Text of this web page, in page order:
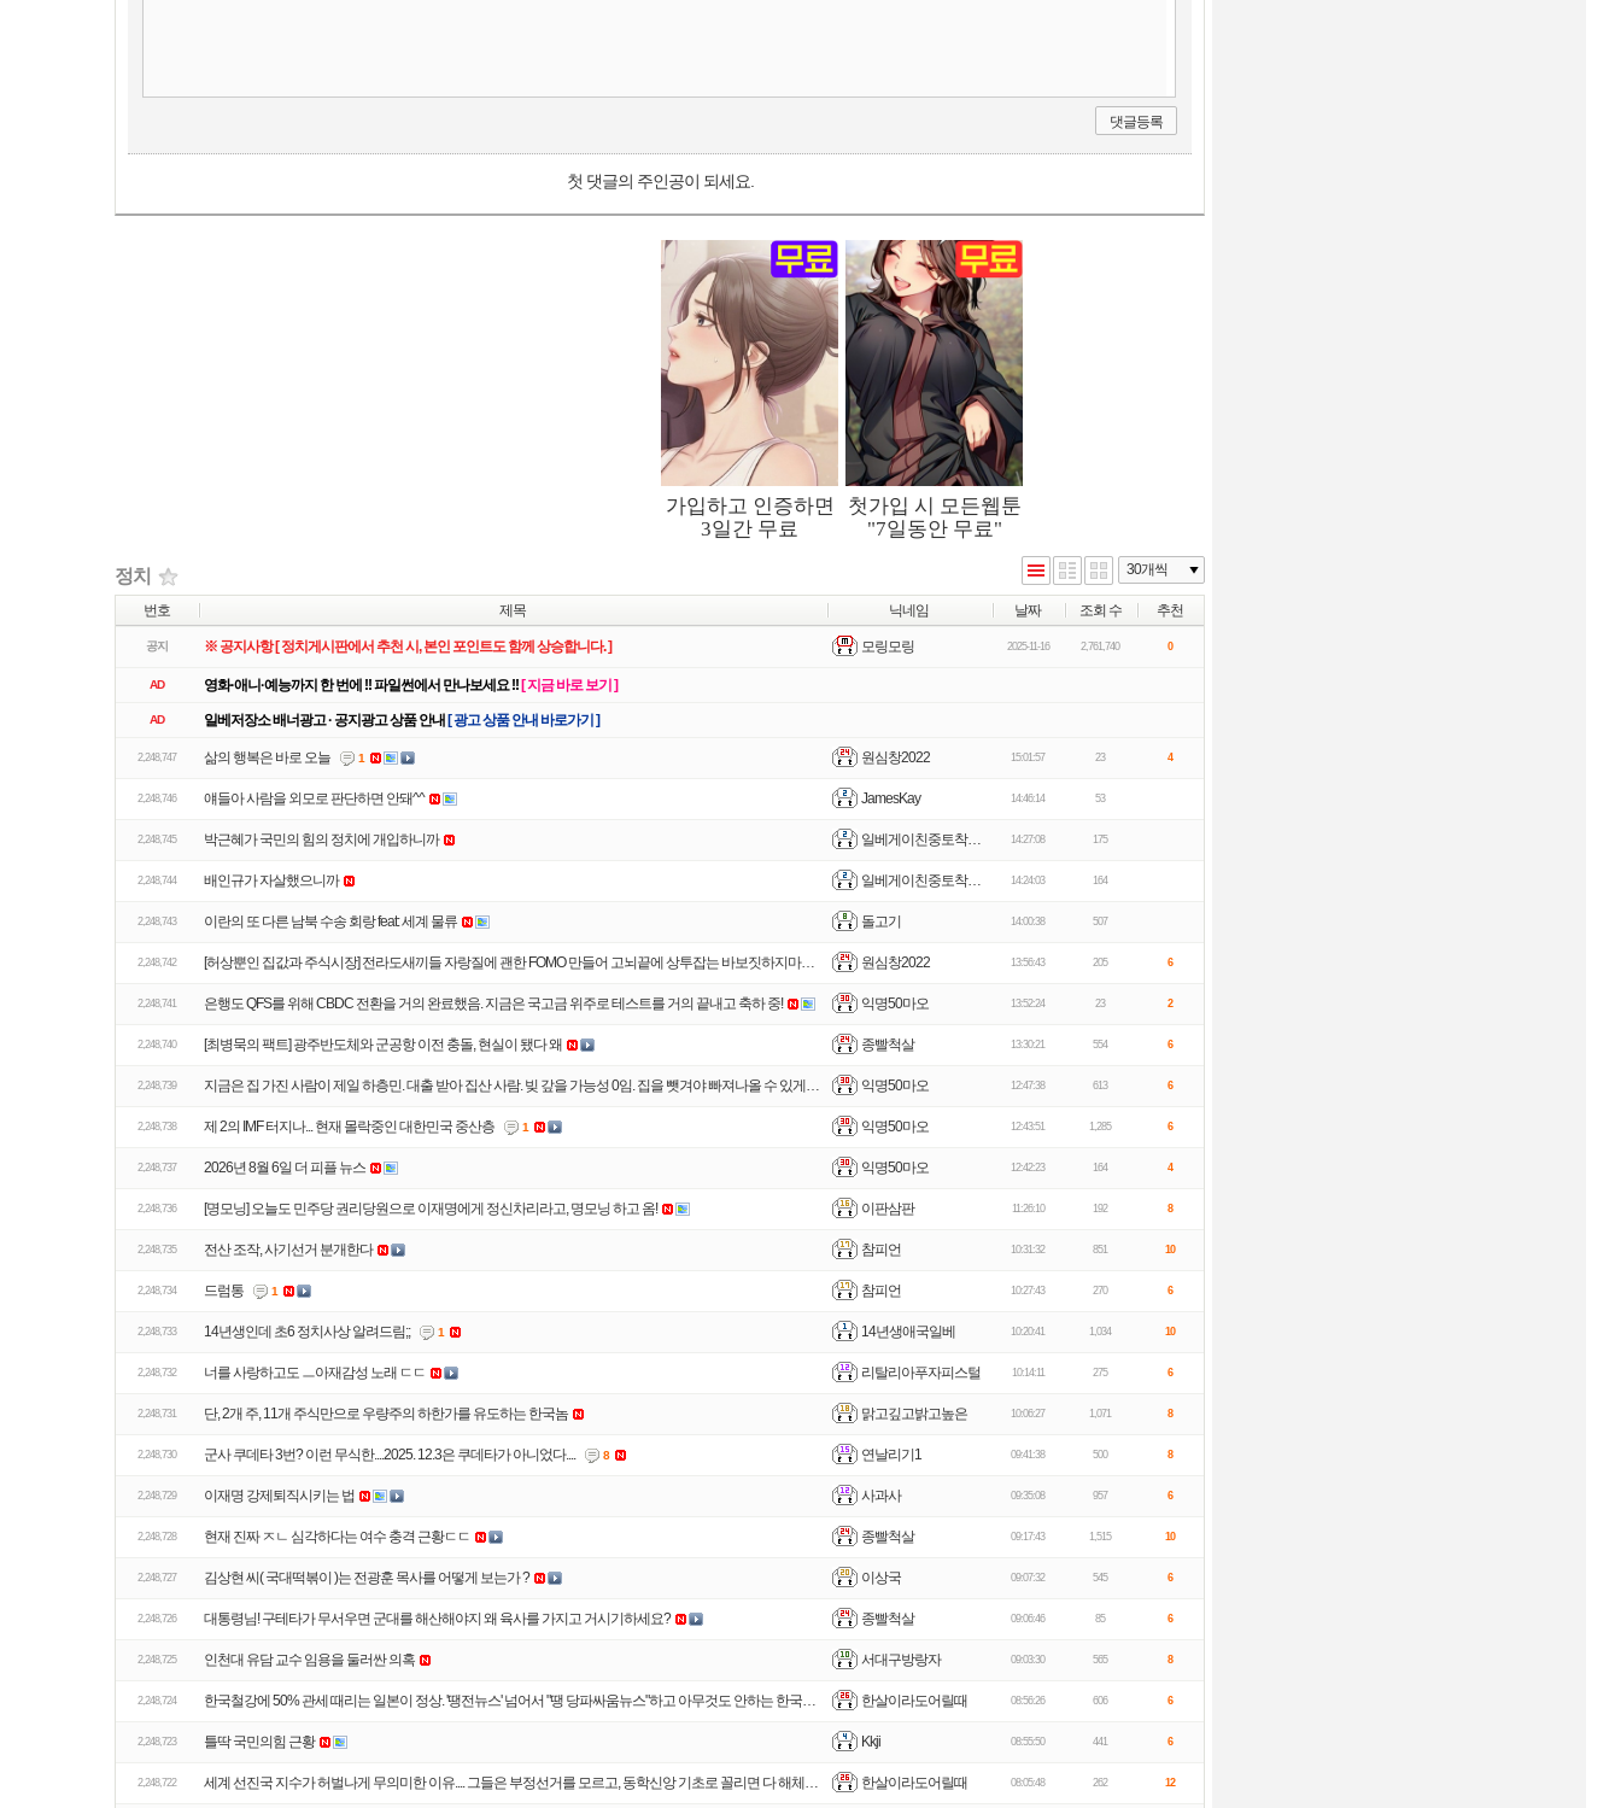
댓글등록
첫 댓글의 주인공이 되세요.
정치
번호 제목 닉네임 날짜 조회 수 추천
공지 ※ 공지사항 [ 정치게시판에서 추천 시, 본인 포인트도 함께 상승합니다. ] 모링모링 2025-11-16 2,761,740 0
AD 영화·애니·예능까지 한 번에 !! 파일썬에서 만나보세요 !! [ 지금 바로 보기 ]
AD 일베저장소 배너광고 · 공지광고 상품 안내 [ 광고 상품 안내 바로가기 ]
2,248,747 삶의 행복은 바로 오늘 1 원심창2022 15:01:57 23 4
2,248,746 얘들아 사람을 외모로 판단하면 안돼^^ JamesKay 14:46:14 53
2,248,745 박근혜가 국민의 힘의 정치에 개입하니까 일베게이친중토착지나 14:27:08 175
2,248,744 배인규가 자살했으니까 일베게이친중토착지나 14:24:03 164
2,248,743 이란의 또 다른 남북 수송 회랑 feat: 세계 물류 돌고기 14:00:38 507
2,248,742 [허상뿐인 집값과 주식시장] 전라도새끼들 자랑질에 괜한 FOMO 만들어 고뇌끝에 상투잡는 바보짓하지마라. 원심창2022 13:56:43 205 6
2,248,741 은행도 QFS를 위해 CBDC 전환을 거의 완료했음. 지금은 국고금 위주로 테스트를 거의 끝내고 축하 중! 익명50마오 13:52:24 23 2
2,248,740 [최병묵의 팩트] 광주반도체와 군공항 이전 충돌, 현실이 됐다 왜 종빨척살 13:30:21 554 6
2,248,739 지금은 집 가진 사람이 제일 하층민. 대출 받아 집산 사람. 빚 갚을 가능성 0임. 집을 뺏겨야 빠져나올 수 있게 설계돼 있음. 1
익명50마오 12:47:38 613 6
2,248,738 제 2의 IMF 터지나... 현재 몰락중인 대한민국 중산층 1 익명50마오 12:43:51 1,285 6
2,248,737 2026년 8월 6일 더 피플 뉴스 익명50마오 12:42:23 164 4
2,248,736 [명모닝] 오늘도 민주당 권리당원으로 이재명에게 정신차리라고, 명모닝 하고 옴! 이판삼판 11:26:10 192 8
2,248,735 전산 조작, 사기선거 분개한다 참피언 10:31:32 851 10
2,248,734 드럼통 1 참피언 10:27:43 270 6
2,248,733 14년생인데 초6 정치사상 알려드림;; 1 14년생애국일베 10:20:41 1,034 10
2,248,732 너를 사랑하고도 ㅡ아재감성 노래 ㄷㄷ 리탈리아푸자피스털 10:14:11 275 6
2,248,731 단, 2개 주, 11개 주식만으로 우량주의 하한가를 유도하는 한국놈 맑고깊고밝고높은 10:06:27 1,071 8
2,248,730 군사 쿠데타 3번? 이런 무식한....2025. 12.3은 쿠데타가 아니었다.... 8 연날리기1 09:41:38 500 8
2,248,729 이재명 강제퇴직시키는 법 사과사 09:35:08 957 6
2,248,728 현재 진짜 ㅈㄴ 심각하다는 여수 충격 근황ㄷㄷ 종빨척살 09:17:43 1,515 10
2,248,727 김상현 씨( 국대떡볶이 )는 전광훈 목사를 어떻게 보는가 ? 이상국 09:07:32 545 6
2,248,726 대통령님! 구테타가 무서우면 군대를 해산해야지 왜 육사를 가지고 거시기하세요? 종빨척살 09:06:46 85 6
2,248,725 인천대 유담 교수 임용을 둘러싼 의혹 서대구방랑자 09:03:30 565 8
2,248,724 한국철강에 50% 관세 때리는 일본이 정상. '땡전뉴스' 넘어서 "땡 당파싸움뉴스"하고 아무것도 안하는 한국지배층이 비정상 한살이라도어릴때 08:56:26 606 6
2,248,723 틀딱 국민의힘 근황 Kkji 08:55:50 441 6
2,248,722 세계 선진국 지수가 허벌나게 무의미한 이유.... 그들은 부정선거를 모르고, 동학신앙 기초로 꼴리면 다 해체한다는 사실을 모른다. (백인보수 증오가 만든 아시아 관점) 한살이라도어릴때 08:05:48 262 12